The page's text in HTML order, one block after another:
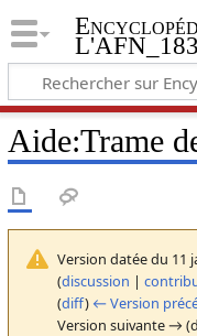
Aide:Trame
Version datée du 11
(discussion |
(diff) ← Version
Version suivante →